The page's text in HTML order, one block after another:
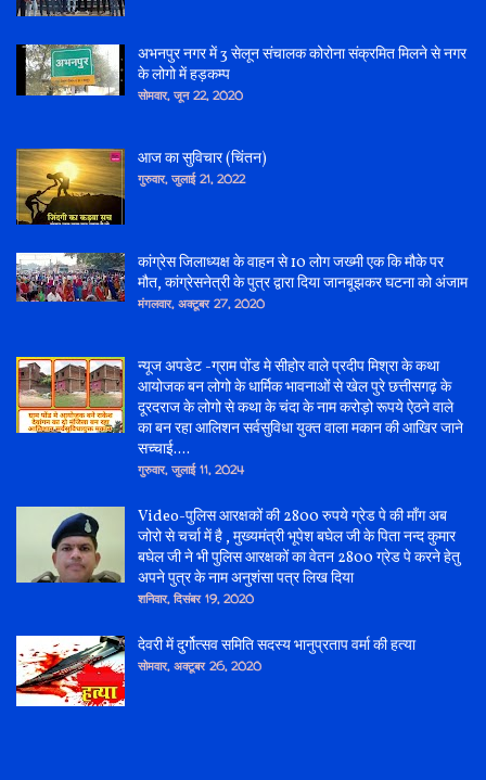
अभनपुर नगर में 3 सेलून संचालक कोरोना संक्रमित मिलने से नगर
के लोगो में हड़कम्प
सोमवार, जून 22, 2020
आज का सुविचार (चिंतन)
गुरुवार, जुलाई 21, 2022
कांग्रेस जिलाध्यक्ष के वाहन से 10 लोग जख्मी एक कि मौके पर
मौत, कांग्रेसनेत्री के पुत्र द्वारा दिया जानबूझकर घटना को अंजाम
मंगलवार, अक्टूबर 27, 2020
न्यूज अपडेट -ग्राम पोंड मे सीहोर वाले प्रदीप मिश्रा के कथा
आयोजक बन लोगो के धार्मिक भावनाओं से खेल पुरे छत्तीसगढ़ के
दूरदराज के लोगो से कथा के चंदा के नाम करोड़ो रूपये ऐठने वाले
का बन रहा आलिशन सर्वसुविधा युक्त वाला मकान की आखिर जाने
सच्चाई....
गुरुवार, जुलाई 11, 2024
Video-पुलिस आरक्षकों की 2800 रुपये ग्रेड पे की माँग अब
जोरो से चर्चा में है , मुख्यमंत्री भूपेश बघेल जी के पिता नन्द कुमार
बघेल जी ने भी पुलिस आरक्षकों का वेतन 2800 ग्रेड पे करने हेतु
अपने पुत्र के नाम अनुशंसा पत्र लिख दिया
शनिवार, दिसंबर 19, 2020
देवरी में दुर्गोत्सव समिति सदस्य भानुप्रताप वर्मा की हत्या
सोमवार, अक्टूबर 26, 2020